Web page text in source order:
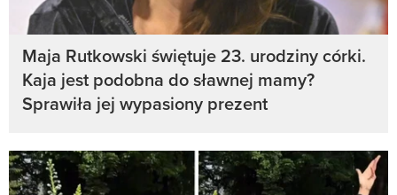
Maja Rutkowski świętuje 23. urodziny córki.
Kaja jest podobna do sławnej mamy?
Sprawiła jej wypasiony prezent